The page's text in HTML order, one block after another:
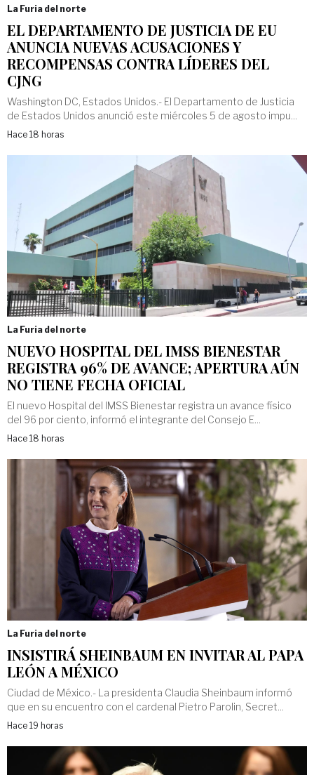
La Furia del norte
EL DEPARTAMENTO DE JUSTICIA DE EU
ANUNCIA NUEVAS ACUSACIONES Y
RECOMPENSAS CONTRA LÍDERES DEL
CJNG
Washington DC, Estados Unidos.- El Departamento de Justicia
de Estados Unidos anunció este miércoles 5 de agosto impu...
Hace 18 horas
La Furia del norte
NUEVO HOSPITAL DEL IMSS BIENESTAR
REGISTRA 96% DE AVANCE; APERTURA AÚN
NO TIENE FECHA OFICIAL
El nuevo Hospital del IMSS Bienestar registra un avance físico
del 96 por ciento, informó el integrante del Consejo E...
Hace 18 horas
La Furia del norte
INSISTIRÁ SHEINBAUM EN INVITAR AL PAPA
LEÓN A MÉXICO
Ciudad de México.- La presidenta Claudia Sheinbaum informó
que en su encuentro con el cardenal Pietro Parolin, Secret...
Hace 19 horas